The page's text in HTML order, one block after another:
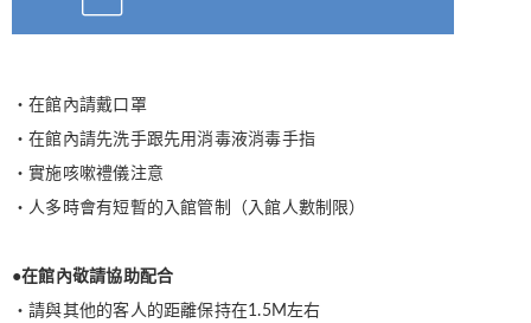
・在館內請戴口罩
・在館內請先洗手跟先用消毒液消毒手指
・實施咳嗽禮儀注意
・人多時會有短暫的入館管制（入館人數制限）
●在館內敬請協助配合
・請與其他的客人的距離保持在1.5M左右